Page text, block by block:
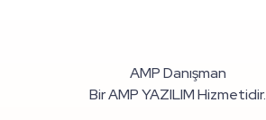
AMP Danışman
Bir AMP YAZILIM Hizmetidir.